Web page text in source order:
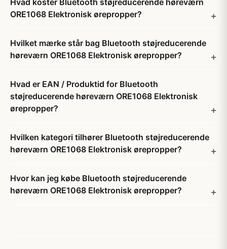
Hvad koster Bluetooth støjreducerende høreværn
ORE1068 Elektronisk ørepropper?
Hvilket mærke står bag Bluetooth støjreducerende
høreværn ORE1068 Elektronisk ørepropper?
Hvad er EAN / Produktid for Bluetooth
støjreducerende høreværn ORE1068 Elektronisk
ørepropper?
Hvilken kategori tilhører Bluetooth støjreducerende
høreværn ORE1068 Elektronisk ørepropper?
Hvor kan jeg købe Bluetooth støjreducerende
høreværn ORE1068 Elektronisk ørepropper?